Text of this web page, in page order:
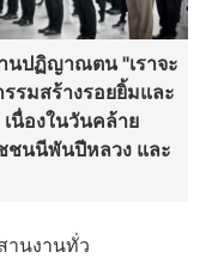
นปฏิญาณตน "เราจะ
รมสร้างรอยยิ้มและ
นื่องในวันคล้าย
ชนนีพันปีหลวง และ
านงานทั่ว